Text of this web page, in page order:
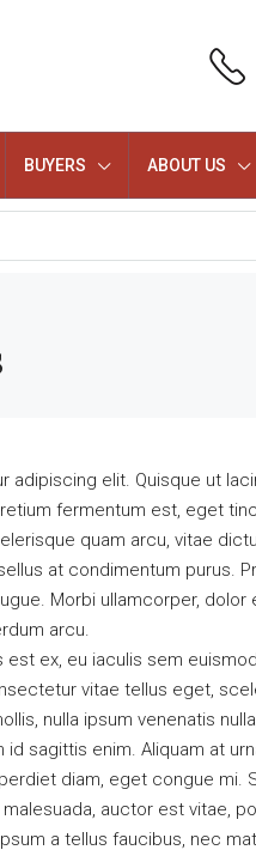
BUYERS ABOUT US
elit. Quisque ut
fermentum est, eget
quam arcu, vitae
at condimentum purus.
Morbi ullamcorper, dolor
arcu.
ex, eu iaculis sem
vitae tellus eget,
nulla ipsum venenatis
sagittis enim. Aliquam at
diam, eget congue mi.
auctor est vitae,
a tellus faucibus, nec